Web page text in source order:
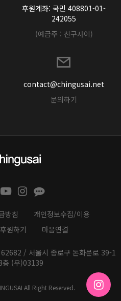
후원계좌: 국민 408801-01-
242055
(예금주 : 친구사이)
contact@chingusai.net
문의하기
방침
개인정보수집/이용
후원하기 마음연결
/ 서울시 종로구 돈화문로 39-1
층 (우)03139
All Right Reserved.